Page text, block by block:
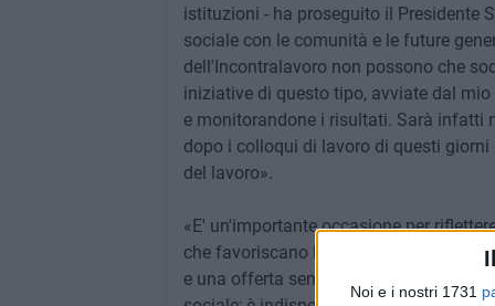
Noi e i nostri 1731
istituzioni - ha proseguito il Presidente
sociale con le comunità e le future
dell'Incontralavoro non possono che
iniziative di questo tipo, avviate dal
e monitorandone i risultati. Sarà infatti
dopo i colloqui di lavoro di questi
del lavoro».
«E' un'importante occasione per
che favoriscano l'incontro tra la
e una offerta sempre più ridotta a